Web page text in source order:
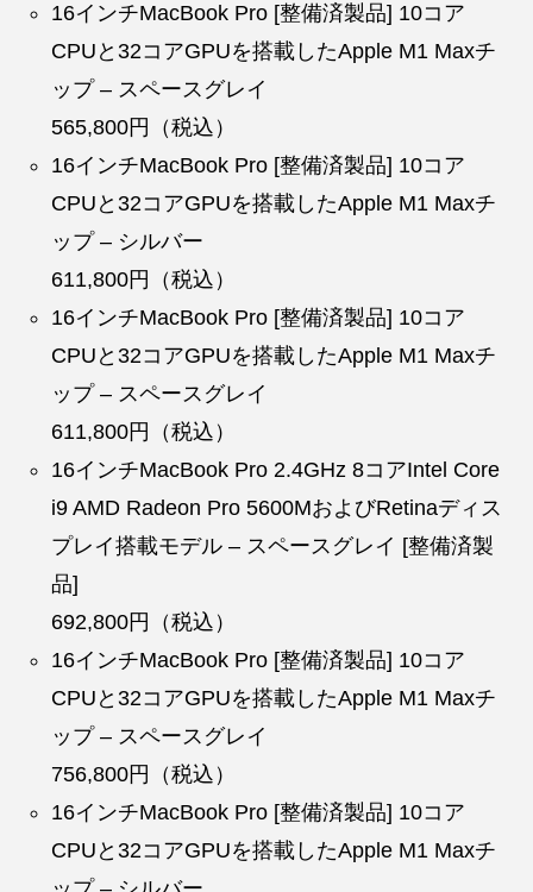
16インチMacBook Pro [整備済製品] 10コア
CPUと32コアGPUを搭載したApple M1 Maxチ
ップ – スペースグレイ
565,800円（税込）
16インチMacBook Pro [整備済製品] 10コア
CPUと32コアGPUを搭載したApple M1 Maxチ
ップ – シルバー
611,800円（税込）
16インチMacBook Pro [整備済製品] 10コア
CPUと32コアGPUを搭載したApple M1 Maxチ
ップ – スペースグレイ
611,800円（税込）
16インチMacBook Pro 2.4GHz 8コアIntel Core
i9 AMD Radeon Pro 5600MおよびRetinaディス
プレイ搭載モデル – スペースグレイ [整備済製
品]
692,800円（税込）
16インチMacBook Pro [整備済製品] 10コア
CPUと32コアGPUを搭載したApple M1 Maxチ
ップ – スペースグレイ
756,800円（税込）
16インチMacBook Pro [整備済製品] 10コア
CPUと32コアGPUを搭載したApple M1 Maxチ